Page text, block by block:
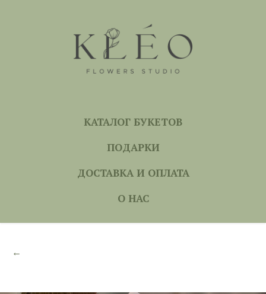
КАТАЛОГ БУКЕТОВ
ПОДАРКИ
ДОСТАВКА И ОПЛАТА
О НАС
←